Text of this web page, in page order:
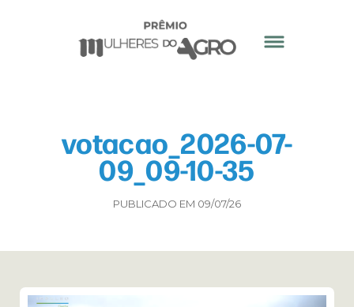
votacao_2026-07-
09_09-10-35
PUBLICADO EM 09/07/26